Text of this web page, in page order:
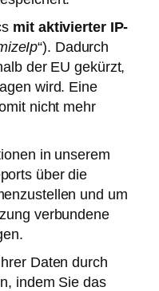
mit aktivierter IP-
“). Dadurch
der EU gekürzt,
wird. Eine
nicht mehr
in unserem
über die
und um
verbundene
Daten durch
indem Sie das